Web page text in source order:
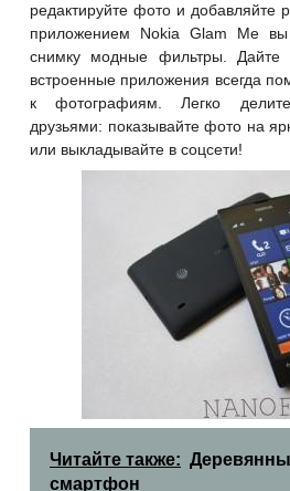
редактируйте фото и добавляйте
приложением Nokia Glam Me
снимку модные фильтры.
встроенные приложения всегда
к фотографиям. Легко
друзьями: показывайте фото на
или выкладывайте в соцсети!
Читайте также:
смартфон